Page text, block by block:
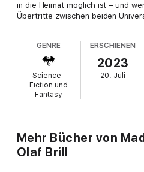
in die Heimat möglich ist – und
Übertritte zwischen beiden
Insbesondere Atlan leidet
Menschen – in der Tangente nur
hintergeht Rhodan und geht
auf diesem Weg zu neuer Macht
Er stattet sich mit Artefakten aus
ursprüngliche Universum
Verfolgt wir er dabei von Sichu
GENRE
Science-
Fiction und
Fantasy
ERSCHIENEN
2023
20. Juli
Mehr Bücher von
Olaf Brill